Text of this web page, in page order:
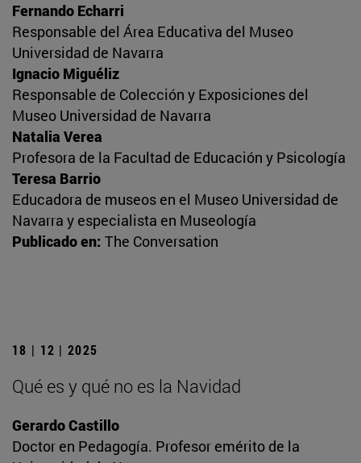
Fernando Echarri
Responsable del Área Educativa del Museo
Universidad de Navarra
Ignacio Miguéliz
Responsable de Colección y Exposiciones del
Museo Universidad de Navarra
Natalia Verea
Profesora de la Facultad de Educación y Psicología
Teresa Barrio
Educadora de museos en el Museo Universidad de
Navarra y especialista en Museología
Publicado en: The Conversation
18 | 12 | 2025
Qué es y qué no es la Navidad
Gerardo Castillo
Doctor en Pedagogía. Profesor emérito de la